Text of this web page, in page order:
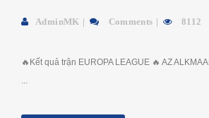
AdminMK Comments 8112
🔥Kết quả trận EUROPA LEAGUE 🔥 AZ
...